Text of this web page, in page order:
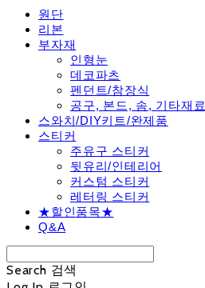
원단
리본
부자재
인형눈
데코파츠
펜던트/참장식
공구, 본드, 솜, 기타재료
스와치/DIY키트/완제품
스티커
주유구 스티커
뒷유리/인테리어
커스텀 스티커
레터링 스티커
★할인품목★
Q&A
Search 검색